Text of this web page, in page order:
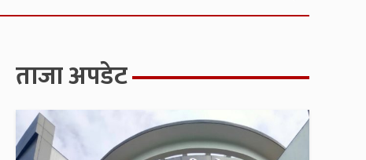
ताजा अपडेट